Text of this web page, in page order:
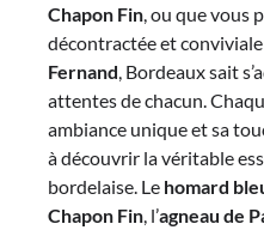
Chapon Fin , ou que vous
décontractée et
Fernand , Bordeaux sait
attentes de chacun.
ambiance unique et sa
à découvrir la véritable
bordelaise. Le homard
Chapon Fin , l’agneau de